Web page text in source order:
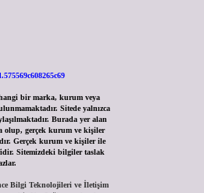
bir marka, kurum veya
Sitede yalnızca
Burada yer alan
olup, gerçek kurum ve kişiler
Gerçek kurum ve kişiler ile
Sitemizdeki bilgiler taslak
Bilgi Teknolojileri ve İletişim